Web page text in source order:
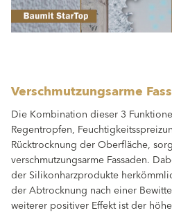
Verschmutzungsarme
Die Kombination dieser 3
Regentropfen,
Rücktrocknung der Oberfläche,
verschmutzungsarme Fassaden.
der Silikonharzprodukte
der Abtrocknung nach einer
weiterer positiver Effekt ist der